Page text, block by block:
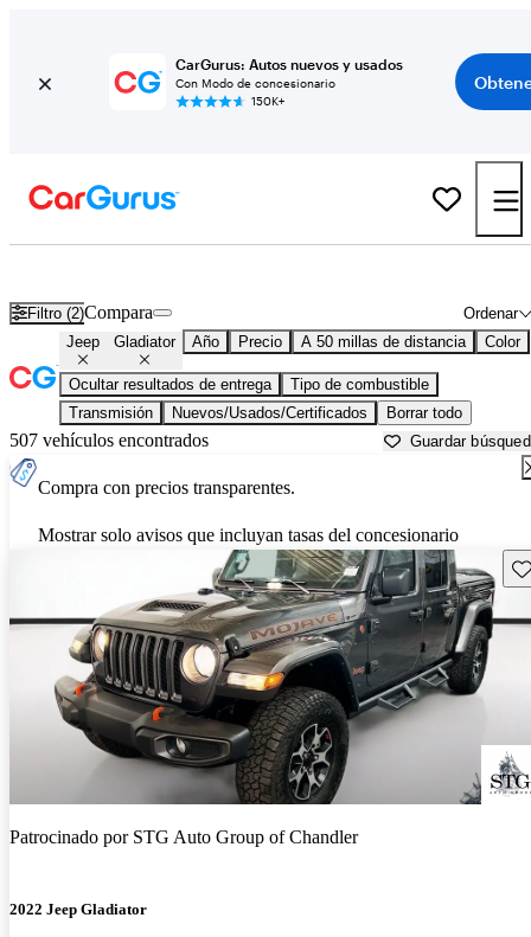
CarGurus: Autos nuevos y usados
Con Modo de concesionario
150K+
Filtro (2) Ordenar
Compara
Jeep Gladiator Año Precio A 50 millas de distancia Color
Ocultar resultados de entrega
Tipo de combustible
Transmisión
Nuevos/Usados/Certificados Borrar todo
507 vehículos encontrados Guardar
Compra con precios transparentes.
Mostrar solo avisos que incluyan tasas del concesionario
Patrocinado por STG Auto Group of Chandler
2022 Jeep Gladiator